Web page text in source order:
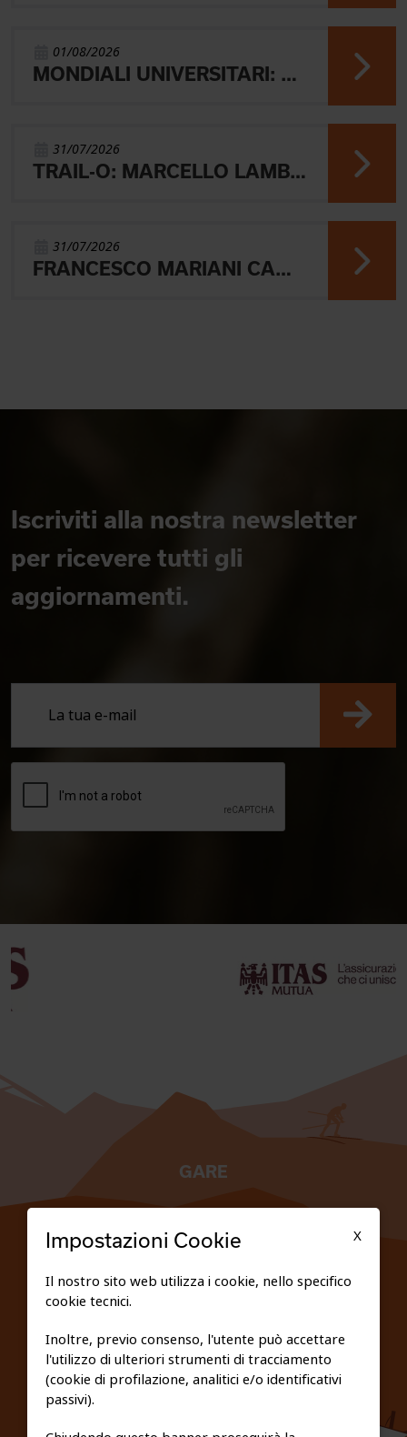
01/08/2026
MONDIALI UNIVERSITARI: MARIANI CHIUDE 4° NELLA MIDDLE
31/07/2026
TRAIL-O: MARCELLO LAMBERTINI E' ARGENTO EUROPEO IN POLONIA
31/07/2026
FRANCESCO MARIANI CAMPIONE DEL MONDO UNIVERSITARIO NELLA SPRINT DI ORIENTEERING
Iscriviti alla nostra newsletter
per ricevere tutti gli
aggiornamenti.
GARE
PRIVACY E COOKIE POLICY
X
Impostazioni Cookie
Il nostro sito web utilizza i cookie, nello specifico
cookie tecnici.
Inoltre, previo consenso, l'utente può accettare
l'utilizzo di ulteriori strumenti di tracciamento
(cookie di profilazione, analitici e/o identificativi
passivi).